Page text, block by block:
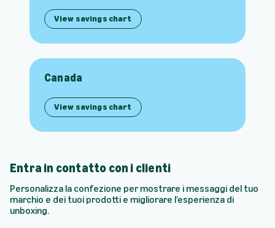
View savings chart
Canada
View savings chart
Entra in contatto con i clienti
Personalizza la confezione per mostrare i messaggi del tuo
marchio e dei tuoi prodotti e migliorare l’esperienza di
unboxing.